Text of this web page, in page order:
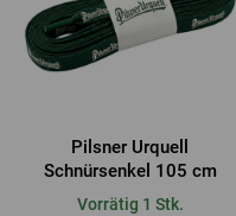
Pilsner Urquell
Schnürsenkel 105 cm
Vorrätig 1 Stk.